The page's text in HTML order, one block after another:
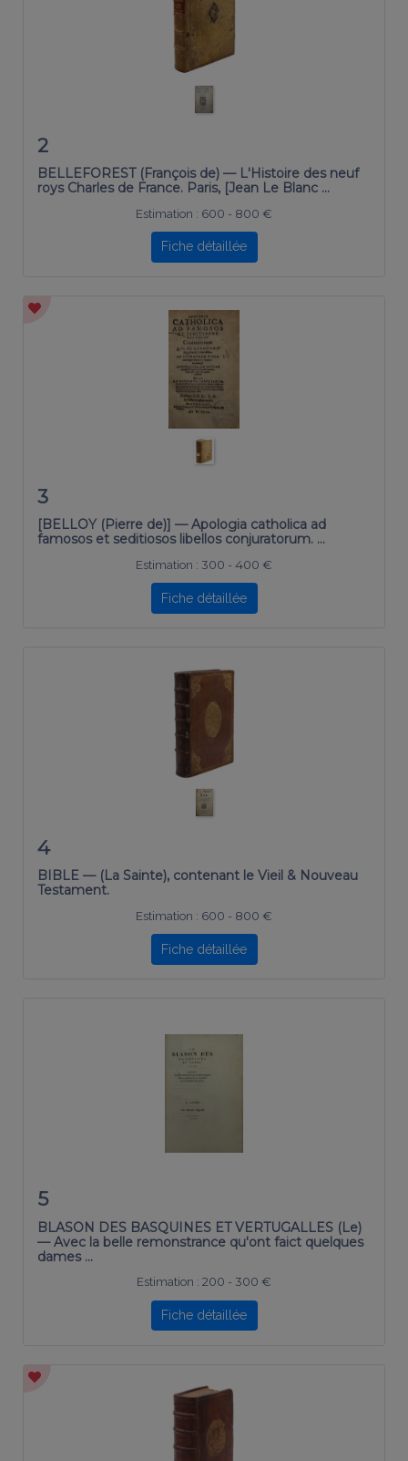
2
BELLEFOREST (François de) — L'Histoire des neuf
roys Charles de France. Paris, [Jean Le Blanc …
Estimation : 600 - 800 €
Fiche détaillée
3
[BELLOY (Pierre de)] — Apologia catholica ad
famosos et seditiosos libellos conjuratorum. …
Estimation : 300 - 400 €
Fiche détaillée
4
BIBLE — (La Sainte), contenant le Vieil & Nouveau
Testament.
Estimation : 600 - 800 €
Fiche détaillée
5
BLASON DES BASQUINES ET VERTUGALLES (Le)
— Avec la belle remonstrance qu'ont faict quelques
dames …
Estimation : 200 - 300 €
Fiche détaillée